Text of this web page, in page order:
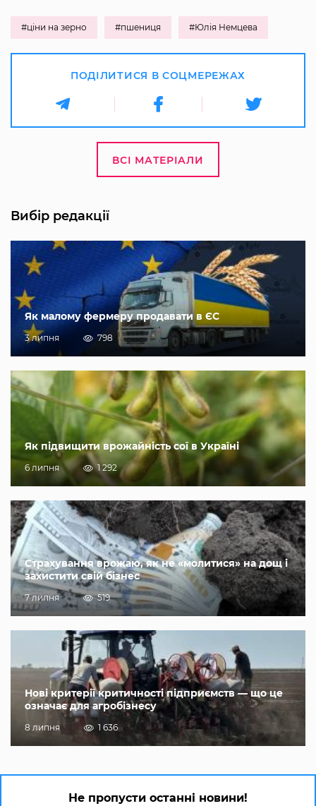
#ціни на зерно #пшениця #Юлія Немцева
ПОДІЛИТИСЯ В СОЦМЕРЕЖАХ
ВСІ МАТЕРІАЛИ
Вибір редакції
Як малому фермеру продавати в ЄС
3 липня 798
Як підвищити врожайність сої в Україні
6 липня 1 292
Страхування врожаю, як не «молитися» на дощ і
захистити свій бізнес
7 липня 519
Нові критерії критичності підприємств — що це
означає для агробізнесу
8 липня 1 636
Не пропусти останні новини!